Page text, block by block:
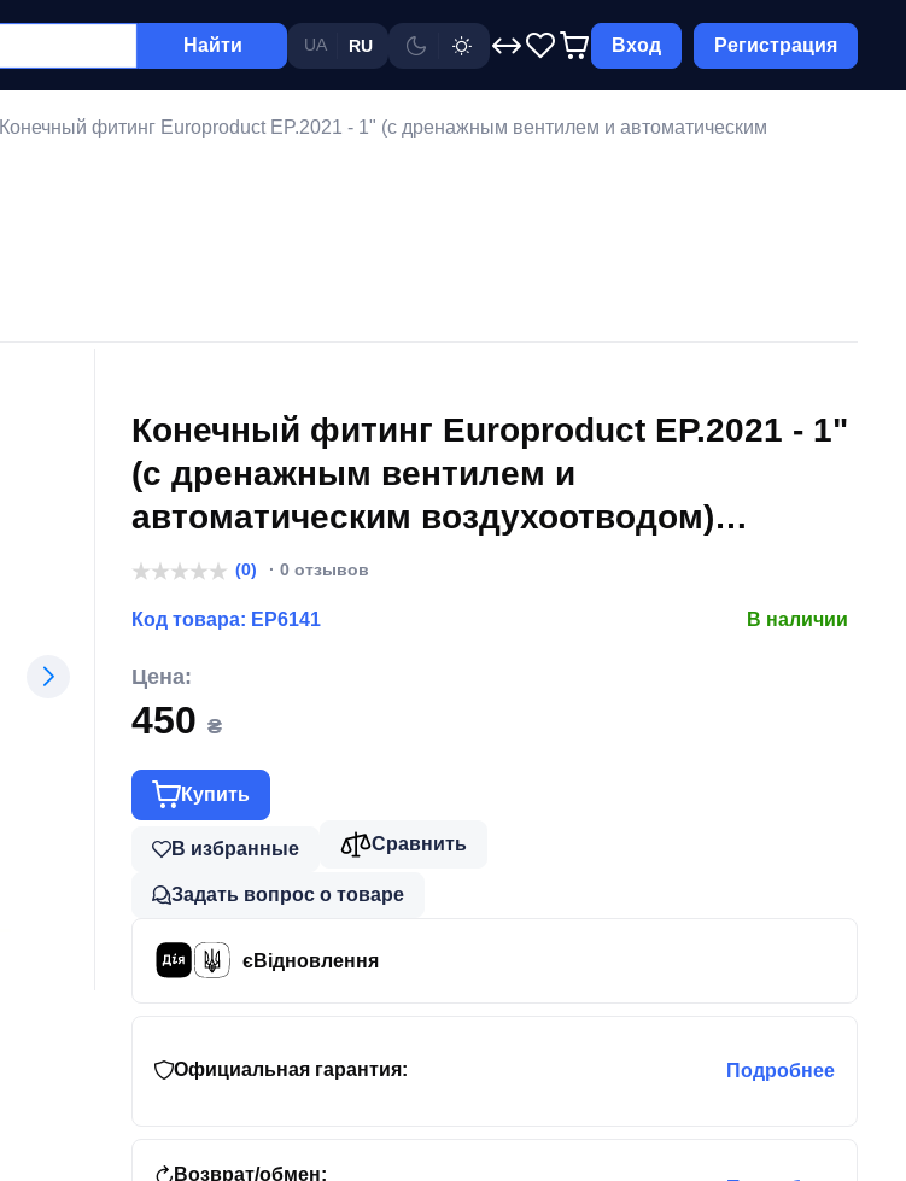
Найти UA RU Вход Регистрация
Конечный фитинг Europroduct EP.2021 - 1" (с дренажным вентилем и автоматическим
Конечный фитинг Europroduct EP.2021 - 1"
(с дренажным вентилем и
автоматическим воздухоотводом)
(EP6141)
(0) · 0 отзывов
Код товара: EP6141 В наличии
Цена:
450 ₴
Купить
В избранные Сравнить
Задать вопрос о товаре
єВідновлення
Официальная гарантия: Подробнее
Возврат/обмен: